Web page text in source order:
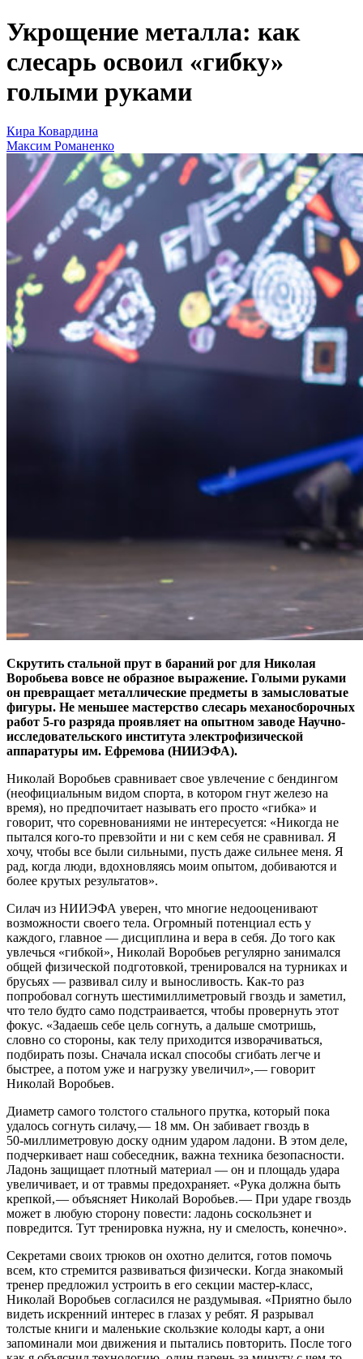
Укрощение металла: как
слесарь освоил «гибку»
голыми руками
Кира Ковардина
Максим Романенко
Скрутить стальной прут в бараний рог для Николая
Воробьева вовсе не образное выражение. Голыми руками
он превращает металлические предметы в замысловатые
фигуры. Не меньшее мастерство слесарь механосборочных
работ 5‑го разряда проявляет на опытном заводе Научно-
исследовательского института электрофизической
аппаратуры им. Ефремова (НИИЭФА).
Николай Воробьев сравнивает свое увлечение с бендингом
(неофициальным видом спорта, в котором гнут железо на
время), но предпочитает называть его просто «гибка» и
говорит, что соревнованиями не интересуется: «Никогда не
пытался кого‑то превзойти и ни с кем себя не сравнивал. Я
хочу, чтобы все были сильными, пусть даже сильнее меня. Я
рад, когда люди, вдохновляясь моим опытом, добиваются и
более крутых результатов».
Силач из НИИЭФА уверен, что многие недооценивают
возможности своего тела. Огромный потенциал есть у
каждого, главное — ​дисциплина и вера в себя. До того как
увлечься «гибкой», Николай Воробьев регулярно занимался
общей физической подготовкой, тренировался на турниках и
брусьях — ​развивал силу и выносливость. Как‑то раз
попробовал согнуть шестимиллиметровый гвоздь и заметил,
что тело будто само подстраивается, чтобы провернуть этот
фокус. «Задаешь себе цель согнуть, а дальше смотришь,
словно со стороны, как телу приходится изворачиваться,
подбирать позы. Сначала искал способы сгибать легче и
быстрее, а потом уже и нагрузку увеличил», — ​говорит
Николай Воробьев.
Диаметр самого толстого стального прутка, который пока
удалось согнуть силачу, — ​18 мм. Он забивает гвоздь в
50‑миллиметровую доску одним ударом ладони. В этом деле,
подчеркивает наш собеседник, важна техника безопасности.
Ладонь защищает плотный материал — ​он и площадь удара
увеличивает, и от травмы предохраняет. «Рука должна быть
крепкой, — ​объясняет Николай Воробьев. — ​При ударе гвоздь
может в любую сторону повести: ладонь соскользнет и
повредится. Тут тренировка нужна, ну и смелость, конечно».
Секретами своих трюков он охотно делится, готов помочь
всем, кто стремится развиваться физически. Когда знакомый
тренер предложил устроить в его секции мастер-класс,
Николай Воробьев согласился не раздумывая. «Приятно было
видеть искренний интерес в глазах у ребят. Я разрывал
толстые книги и маленькие скользкие колоды карт, а они
запоминали мои движения и пытались повторить. После того